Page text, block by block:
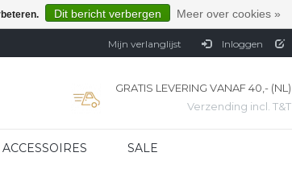
Mijn verlanglijst Inloggen
GRATIS LEVERING VANAF 40,- (NL)
Verzending incl. T&T
ACCESSOIRES SALE
Dit bericht verbergen Meer over cookies »